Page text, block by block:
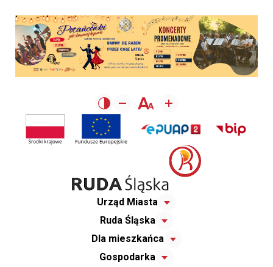
Urząd Miasta
Ruda Śląska
Dla mieszkańca
Gospodarka